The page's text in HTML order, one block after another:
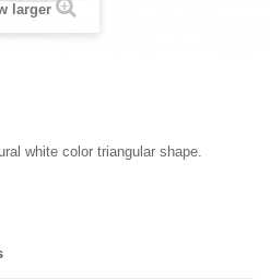
larger
white color triangular shape.